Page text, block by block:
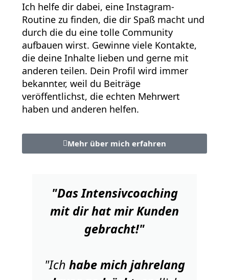
Ich helfe dir dabei, eine Instagram-
Routine zu finden, die dir Spaß macht und
durch die du eine tolle Community
aufbauen wirst. Gewinne viele Kontakte,
die deine Inhalte lieben und gerne mit
anderen teilen. Dein Profil wird immer
bekannter, weil du Beiträge
veröffentlichst, die echten Mehrwert
haben und anderen helfen.
Mehr über mich erfahren
"Das Intensivcoaching
mit dir hat mir Kunden
gebracht!"
"Ich habe mich jahrelang